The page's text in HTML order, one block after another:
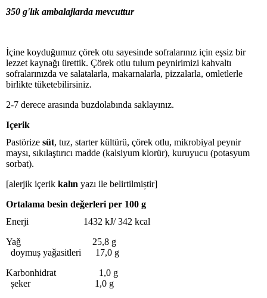
350 g'lık ambalajlarda mevcuttur
İçine koyduğumuz çörek otu sayesinde sofralarınız için eşsiz bir
lezzet kaynağı ürettik. Çörek otlu tulum peynirimizi kahvaltı
sofralarınızda ve salatalarla, makarnalarla, pizzalarla, omletlerle
birlikte tüketebilirsiniz.
2-7 derece arasında buzdolabında saklayınız.
Içerik
Pastörize süt, tuz, starter kültürü, çörek otlu, mikrobiyal peynir
maysı, sıkılaştırıcı madde (kalsiyum klorür), kuruyucu (potasyum
sorbat).
[alerjik içerik kalın yazı ile belirtilmiștir]
Ortalama besin deǧerleri per 100 g
Enerji 1432 kJ/ 342 kcal
Yaǧ 25,8 g
doymuș yaǧasitleri 17,0 g
Karbonhidrat 1,0 g
șeker 1,0 g